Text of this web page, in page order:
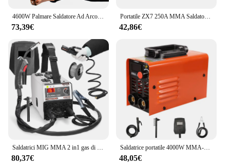
73,39€
Portatile ZX7 250A MMA Saldatore Ad Arco Saldatrice Inverter 110V 220V Mini Ferro Attrezzature Per Saldatura Elettrica Strumenti di Riparazione Auto
42,86€
80,37€
Saldatrice portatile 4000W MMA-250 saldatrice elettrica ad arco Inverter presente saldatrice compatta regolabile spina europea
48,05€